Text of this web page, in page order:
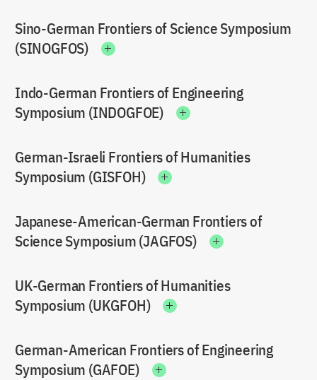
Sino-German Frontiers of Science Symposium
(SINOGFOS)
Indo-German Frontiers of Engineering
Symposium (INDOGFOE)
German-Israeli Frontiers of Humanities
Symposium (GISFOH)
Japanese-American-German Frontiers of
Science Symposium (JAGFOS)
UK-German Frontiers of Humanities
Symposium (UKGFOH)
German-American Frontiers of Engineering
Symposium (GAFOE)